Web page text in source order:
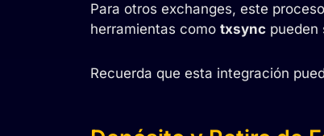
Para otros exchanges, este
herramientas como txsync pueden
Recuerda que esta integración